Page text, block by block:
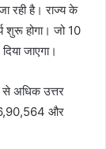
रही है। राज्य के
शुरू होगा। जो 10
जाएगा।
से अधिक उत्तर
6,90,564 और